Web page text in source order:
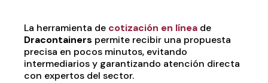
La herramienta de cotización en línea de
Dracontainers permite recibir una propuesta
precisa en pocos minutos, evitando
intermediarios y garantizando atención directa
con expertos del sector.